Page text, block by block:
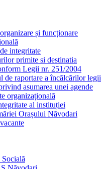
și funcționare
integritate
primite si destinatia
Legii nr. 251/2004
de raportare a încălcărilor legii
asumarea unei agende
organizațională
al instituției
Orașului Năvodari